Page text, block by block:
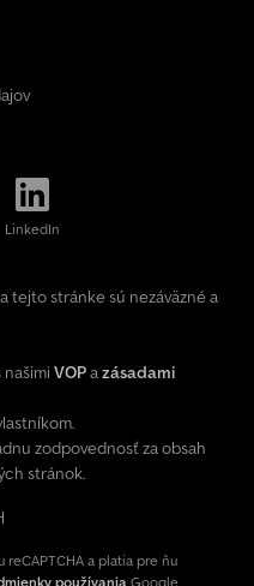
LinkedIn
tejto stránke sú nezáväzné a
VOPazásadami
zodpovednosť za obsah
stránok.
reCAPTCHA a platia pre ňu
používania Google.